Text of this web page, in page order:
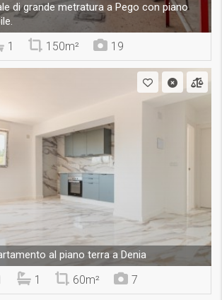
di grande metratura a Pego con piano
1 150m² 19
al piano terra a Denia
1 60m² 7